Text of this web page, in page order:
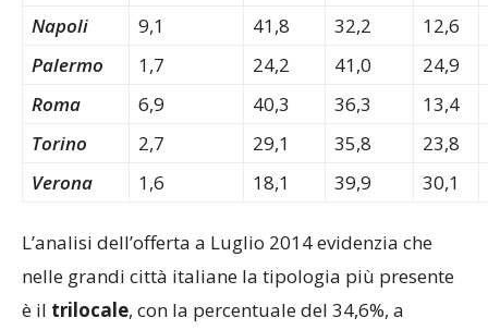
Napoli
9,1 41,8 32,2
12,6
Palermo
1,7 24,2 41,0
24,9
Roma
6,9 40,3 36,3
13,4
Torino
2,7 29,1 35,8
23,8
Verona
1,6 18,1 39,9 30,1
L’analisi dell’offerta a Luglio 2014 evidenzia che
nelle grandi città italiane la tipologia più presente
è il trilocale, con la percentuale del 34,6%, a